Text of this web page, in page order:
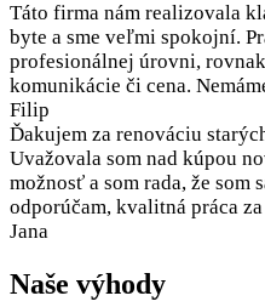
Táto firma nám realizovala
byte a sme veľmi spokojní.
profesionálnej úrovni,
komunikácie či cena.
Filip
Ďakujem za renováciu
Uvažovala som nad kúpou
možnosť a som rada, že som
odporúčam, kvalitná práca
Jana
Naše výhody